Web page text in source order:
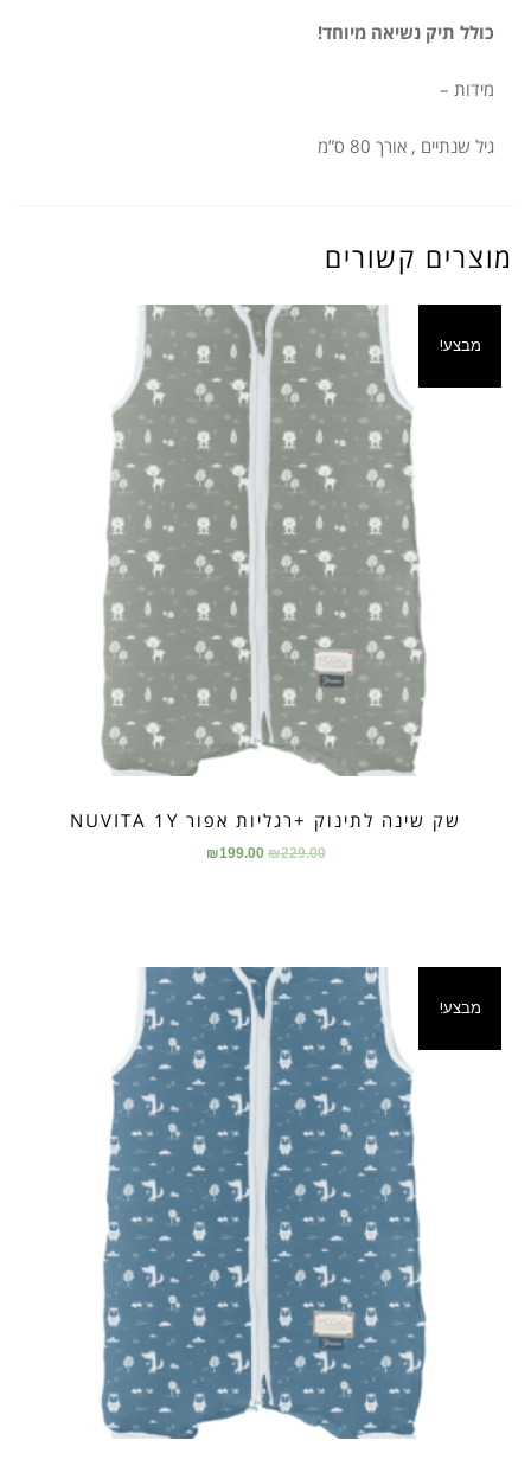
כולל תיק נשיאה מיוחד!
מידות –
גיל שנתיים , אורך 80 ס”מ
מוצרים קשורים
מבצע!
שק שינה לתינוק +רגליות אפור NUVITA 1Y
₪229.00
₪199.00
מבצע!